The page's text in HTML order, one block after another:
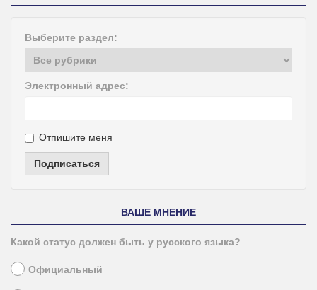
Выберите раздел:
Электронный адрес:
Отпишите меня
Подписаться
ВАШЕ МНЕНИЕ
Какой статус должен быть у русского языка?
Официальный